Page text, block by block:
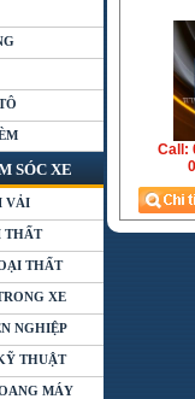
SÓC XE
VẢI
THẤT
THẤT
XE
NGHIỆP
THUẬT
MÁY
Call: